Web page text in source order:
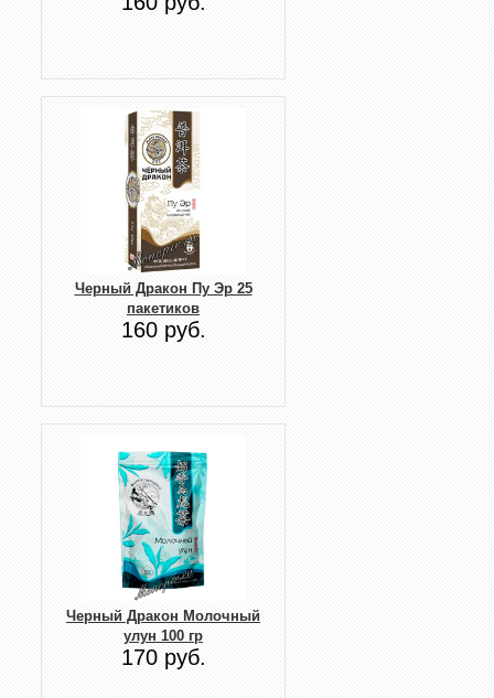
Черный Дракон Пу Эр 25
пакетиков
160 руб.
Черный Дракон Молочный
улун 100 гр
170 руб.